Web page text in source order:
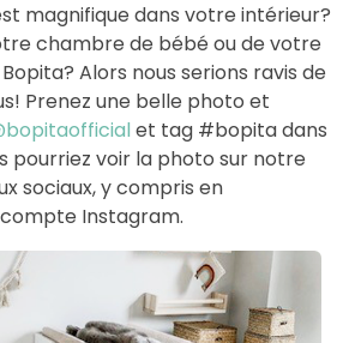
magnifique dans votre intérieur?
chambre de bébé ou de votre
Alors nous serions ravis de
Prenez une belle photo et
et tag #bopita dans
pourriez voir la photo sur notre
sociaux, y compris en
Instagram.